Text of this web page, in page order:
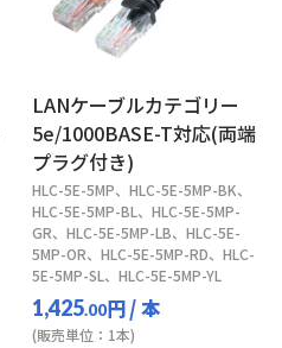
LANケーブルカテゴリー
5e/1000BASE-T対応(両端
プラグ付き)
HLC-5E-5MP、HLC-5E-5MP-BK、
HLC-5E-5MP-BL、HLC-5E-5MP-
GR、HLC-5E-5MP-LB、HLC-5E-
5MP-OR、HLC-5E-5MP-RD、HLC-
5E-5MP-SL、HLC-5E-5MP-YL
1,425.00円/ 本
(販売単位：1本)